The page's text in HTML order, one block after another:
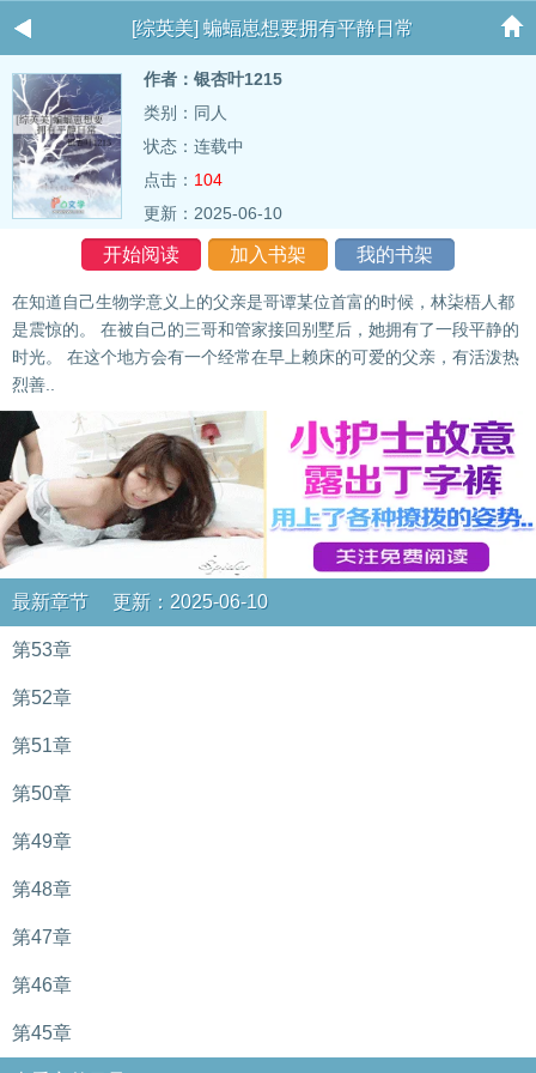
[综英美] 蝙蝠崽想要拥有平静日常
作者：银杏叶1215
类别：同人
状态：连载中
点击： 104
更新：2025-06-10
开始阅读 加入书架 我的书架
在知道自己生物学意义上的父亲是哥谭某位首富的时候，林柒梧人都
是震惊的。 在被自己的三哥和管家接回别墅后，她拥有了一段平静的
时光。 在这个地方会有一个经常在早上赖床的可爱的父亲，有活泼热
烈善..
最新章节 更新：2025-06-10
第53章
第52章
第51章
第50章
第49章
第48章
第47章
第46章
第45章